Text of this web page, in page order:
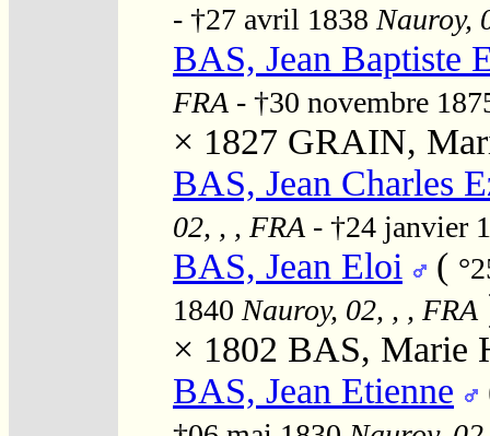
- †27 avril 1838 Nauroy,
BAS, Jean Baptiste
FRA - †30 novembre
× 1827 GRAIN,
BAS, Jean Charles
02, , , FRA - †24 janvier
BAS, Jean Eloi (
1840 Nauroy, 02, , , FRA
× 1802 BAS, Marie
BAS, Jean Etienne